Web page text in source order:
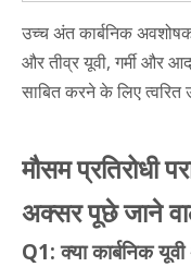
उच्च अंत कार्बनिक
और तीव्र यूवी, गर्मी और
साबित करने के लिए त्वरित
मौसम प्रतिरोधी
अक्सर पूछे जाने
Q1: क्या कार्बनिक